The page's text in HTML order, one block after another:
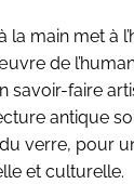
la main met à
de
savoir-faire
antique
verre, pour
et culturelle.